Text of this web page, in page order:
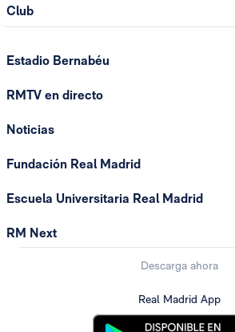
Club
Estadio Bernabéu
RMTV en directo
Noticias
Fundación Real Madrid
Escuela Universitaria Real Madrid
RM Next
Descarga ahora
Real Madrid App